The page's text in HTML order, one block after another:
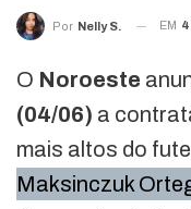
Por Nelly S. EM
O Noroeste
(04/06) a
mais altos do
Maksinczuk